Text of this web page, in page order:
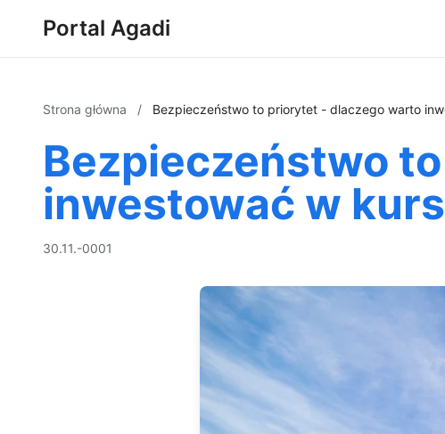
Portal Agadi
Strona główna / Bezpieczeństwo to priorytet - dlaczego warto
Bezpieczeństwo
inwestować w
30.11.-0001